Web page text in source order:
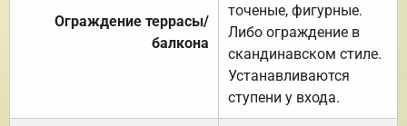
Ограждение террасы/
балкона
точеные, фигурные.
Либо ограждение в
скандинавском стиле.
Устанавливаются
ступени у входа.